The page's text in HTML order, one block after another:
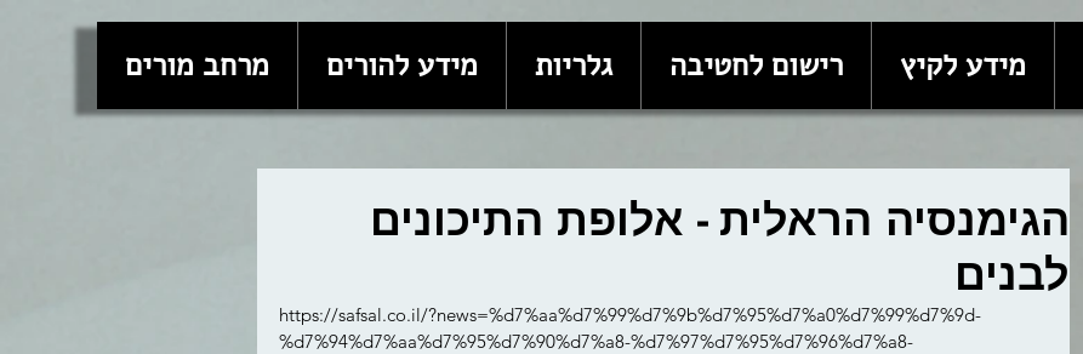
מרחב מורים מידע להורים גלריות רישום לחטיבה מידע לקיץ
הגימנסיה הראלית - אלופת התיכונים
לבנים
https://safsal.co.il/?news=%d7%aa%d7%99%d7%9b%d7%95%d7%a0%d7%99%d7%9d-
%d7%94%d7%aa%d7%95%d7%90%d7%a8-%d7%97%d7%95%d7%96%d7%a8-